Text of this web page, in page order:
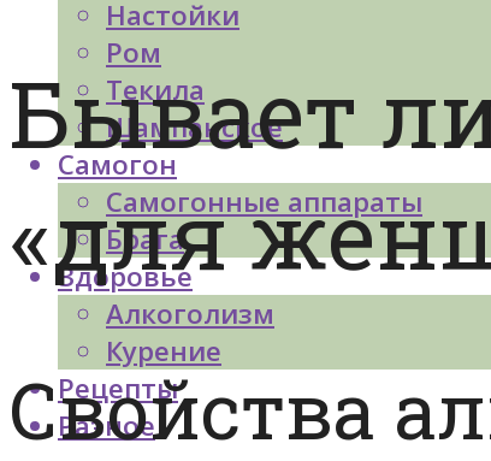
Настойки
Ром
Текила
Шампанское
Самогон
Самогонные аппараты
Брага
Здоровье
Алкоголизм
Курение
Рецепты
Разное
Бывает
«для
Свойства